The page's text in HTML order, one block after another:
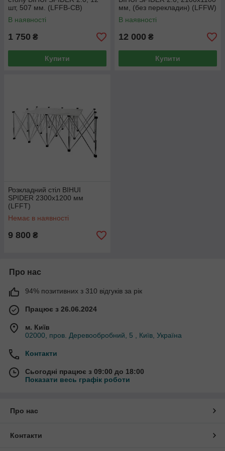
шт, 507 мм. (LFFB-CB)
В наявності
1 750 ₴
Купити
мм, (без перекладин) (LFFW)
В наявності
12 000 ₴
Купити
Розкладний стіл BIHUI
SPIDER 2300х1200 мм
(LFFT)
Немає в наявності
9 800 ₴
Про нас
94% позитивних з 310 відгуків за рік
Працює з 26.06.2024
м. Київ
02000, пров. Деревообробний, 5 , Київ, Україна
Контакти
Сьогодні працює з 09:00 до 18:00
Показати весь графік роботи
Про нас
Контакти